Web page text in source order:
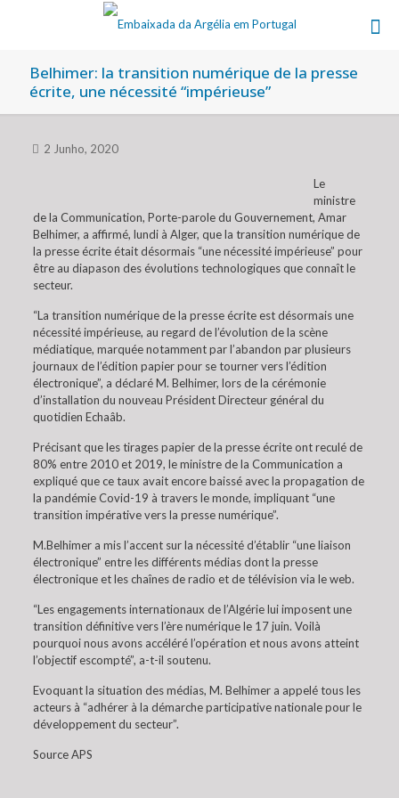
Belhimer: la transition numérique de la presse
écrite, une nécessité “impérieuse”
2 Junho, 2020
Le
ministre
de la Communication, Porte-parole du Gouvernement, Amar
Belhimer, a affirmé, lundi à Alger, que la transition numérique de
la presse écrite était désormais “une nécessité impérieuse” pour
être au diapason des évolutions technologiques que connaît le
secteur.
“La transition numérique de la presse écrite est désormais une
nécessité impérieuse, au regard de l’évolution de la scène
médiatique, marquée notamment par l’abandon par plusieurs
journaux de l’édition papier pour se tourner vers l’édition
électronique”, a déclaré M. Belhimer, lors de la cérémonie
d’installation du nouveau Président Directeur général du
quotidien Echaâb.
Précisant que les tirages papier de la presse écrite ont reculé de
80% entre 2010 et 2019, le ministre de la Communication a
expliqué que ce taux avait encore baissé avec la propagation de
la pandémie Covid-19 à travers le monde, impliquant “une
transition impérative vers la presse numérique”.
M.Belhimer a mis l’accent sur la nécessité d’établir “une liaison
électronique” entre les différents médias dont la presse
électronique et les chaînes de radio et de télévision via le web.
“Les engagements internationaux de l’Algérie lui imposent une
transition définitive vers l’ère numérique le 17 juin. Voilà
pourquoi nous avons accéléré l’opération et nous avons atteint
l’objectif escompté”, a-t-il soutenu.
Evoquant la situation des médias, M. Belhimer a appelé tous les
acteurs à “adhérer à la démarche participative nationale pour le
développement du secteur”.
Source APS